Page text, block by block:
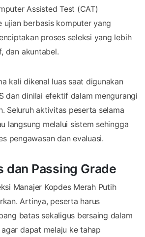
Assisted Test (CAT)
ujian berbasis komputer yang
proses seleksi yang lebih
dan akuntabel.
kali dikenal luas saat digunakan
dan dinilai efektif dalam mengurangi
Seluruh aktivitas peserta selama
langsung melalui sistem sehingga
pengawasan dan evaluasi.
dan Passing Grade
Manajer Kopdes Merah Putih
Artinya, peserta harus
batas sekaligus bersaing dalam
dapat melaju ke tahap